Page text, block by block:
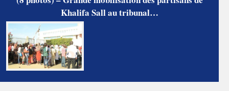
Khalifa Sall au tribunal…